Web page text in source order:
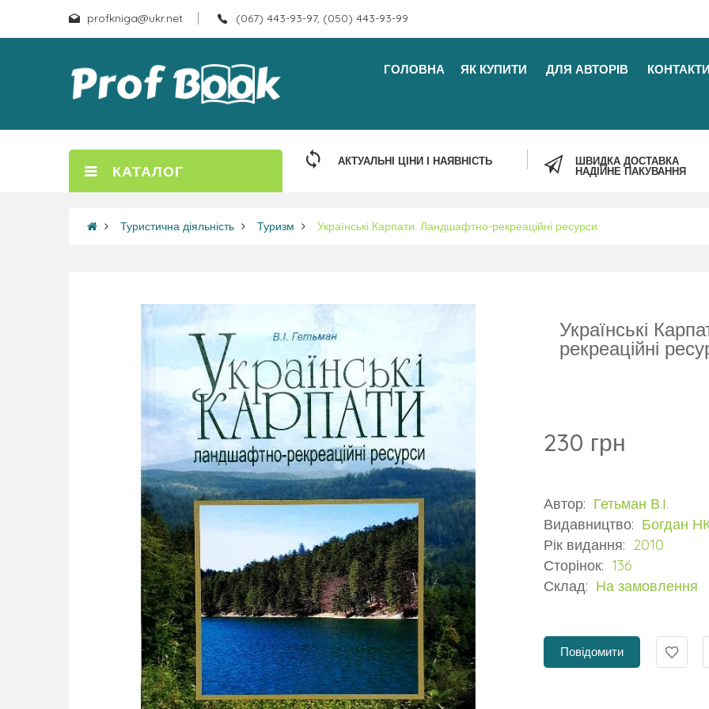
profkniga@ukr.net (067) 443-93-97, (050) 443-93-99
ГОЛОВНА ЯК КУПИТИ ДЛЯ АВТОРІВ
КАТАЛОГ
АКТУАЛЬНІ ЦІНИ І НАЯВНІСТЬ
ШВИДКА ДОСТАВКА
НАДІЙНЕ ПАКУВАННЯ
Туристична діяльність Туризм Українські Карпати. Ландшафтно-рекреаційні ресурси
Українські
рекреаційні
230 грн
Автор: Гетьман В.І.
Видавництво: Богдан
Рік видання: 2010
Сторінок: 136
Склад: На замовлення
Повідомити